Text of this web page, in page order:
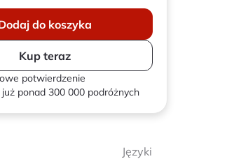
do koszyka
Kup teraz
potwierdzenie
już ponad 300 000 podróżnych
Języki